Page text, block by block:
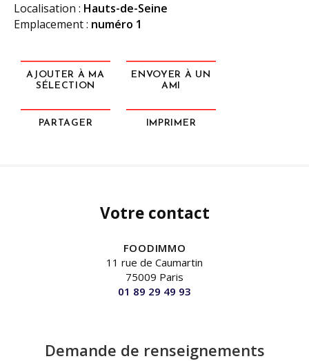
Localisation : Hauts-de-Seine
Emplacement : numéro 1
AJOUTER À MA
SÉLECTION
ENVOYER À UN
AMI
PARTAGER IMPRIMER
Votre contact
FOODIMMO
11 rue de Caumartin
75009 Paris
01 89 29 49 93
Demande de renseignements